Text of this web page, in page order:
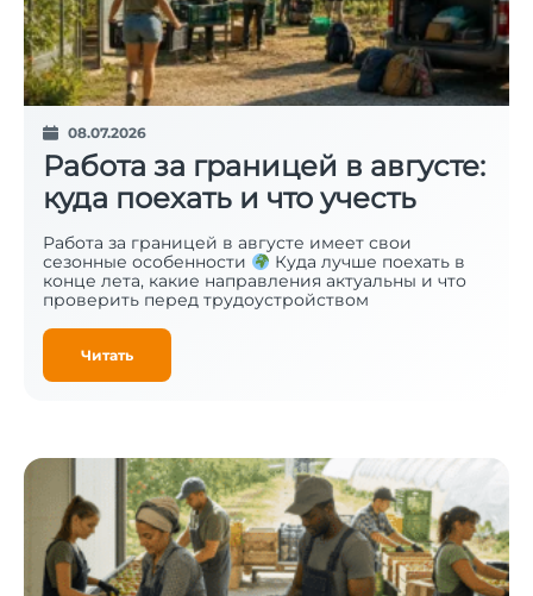
08.07.2026
Работа за границей в августе:
куда поехать и что учесть
Работа за границей в августе имеет свои
сезонные особенности
Куда лучше поехать в
конце лета, какие направления актуальны и что
проверить перед трудоустройством
Читать